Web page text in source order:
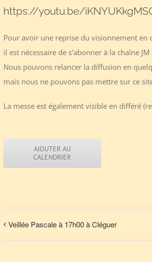
https://youtu.be/
Pour avoir une reprise du visionnement en
il est nécessaire de s’abonner à la chaîne
Nous pouvons relancer la diffusion en
mais nous ne pouvons pas mettre sur ce
La messe est également visible en différé
AJOUTER AU
CALENDRIER
Veillée Pascale à 17h00 à Cléguer